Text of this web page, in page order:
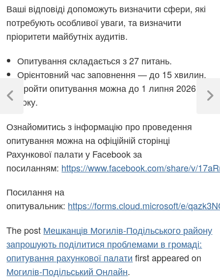
Ваші відповіді допоможуть визначити сфери, які
потребують особливої уваги, та визначити
пріоритети майбутніх аудитів.
Опитування складається з 27 питань.
Орієнтовний час заповнення — до 15 хвилин.
Пройти опитування можна до 1 липня 2026
року.
Ознайомитись з інформацію про проведення
опитування можна на офіційній сторінці
Рахункової палати у Facebook за
посиланням: https://www.facebook.com/share/v/
Посилання на
опитувальник: https://forms.cloud.microsoft/e/
The post Мешканців Могилів-Подільського району
запрошують поділитися проблемами в громаді:
опитування рахункової палати first appeared on
Могилів-Подільський Онлайн.
Навігація
записів
Previous
Next